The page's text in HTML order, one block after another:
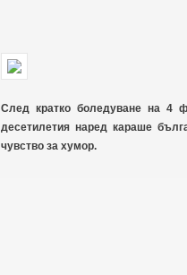
След кратко боледуване на 4
десетилетия наред караше
чувство за хумор.